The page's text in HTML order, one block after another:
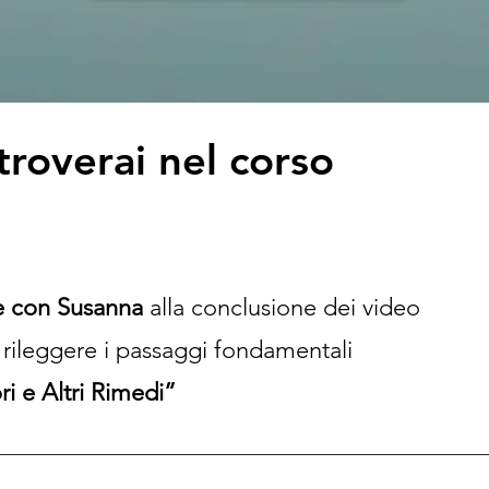
nel corso
Susanna alla conclusione dei video
i passaggi fondamentali
e Altri Rimedi”